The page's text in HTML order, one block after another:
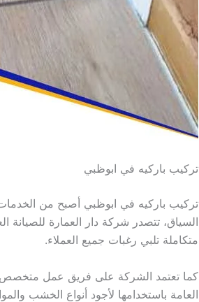
تركيب باركيه في ابوظبي
تركيب باركيه في ابوظبي أصبح من الخدمات
السياق، تتصدر شركة دار العمارة
متكاملة تلبي رغبات جميع العملاء.
كما تعتمد الشركة على فريق عمل متخصص
العامة باستخدامها لأجود أنواع الخشب